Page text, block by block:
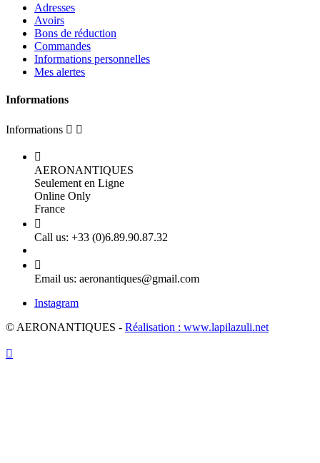
Adresses
Avoirs
Bons de réduction
Commandes
Informations personnelles
Mes alertes
Informations
Informations  

AERONANTIQUES
Seulement en Ligne
Online Only
France

Call us: +33 (0)6.89.90.87.32

Email us: aeronantiques@gmail.com
Instagram
© AERONANTIQUES - Réalisation : www.lapilazuli.net
